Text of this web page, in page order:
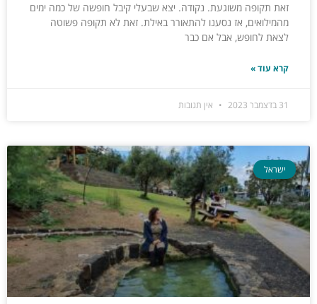
זאת תקופה משוגעת. נקודה. יצא שבעלי קיבל חופשה של כמה ימים
מהמילואים, אז נסענו להתאורר באילת. זאת לא תקופה פשוטה
לצאת לחופש, אבל אם כבר
קרא עוד »
31 בדצמבר 2023 אין תגובות
ישראל